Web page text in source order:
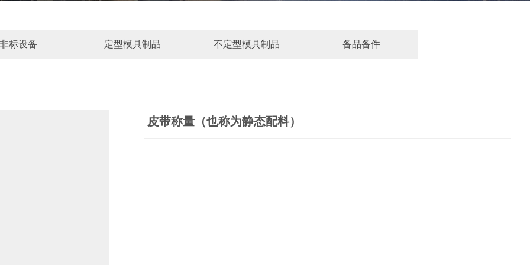
标设备 定型模具制品 不定型模具制品 备品备件
皮带称量（也称为静态配料）